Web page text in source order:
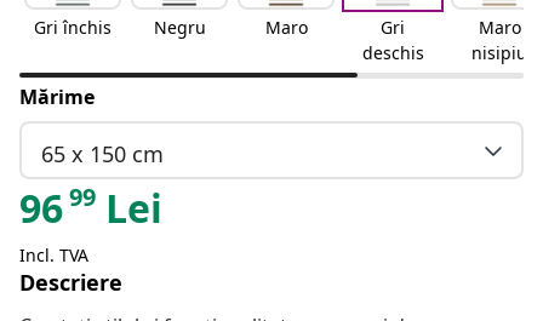
Gri închis Negru Maro
Gri
deschis
Maro
nisipiu
Mărime
65 x 150 cm
9699 Lei
Incl. TVA
Descriere